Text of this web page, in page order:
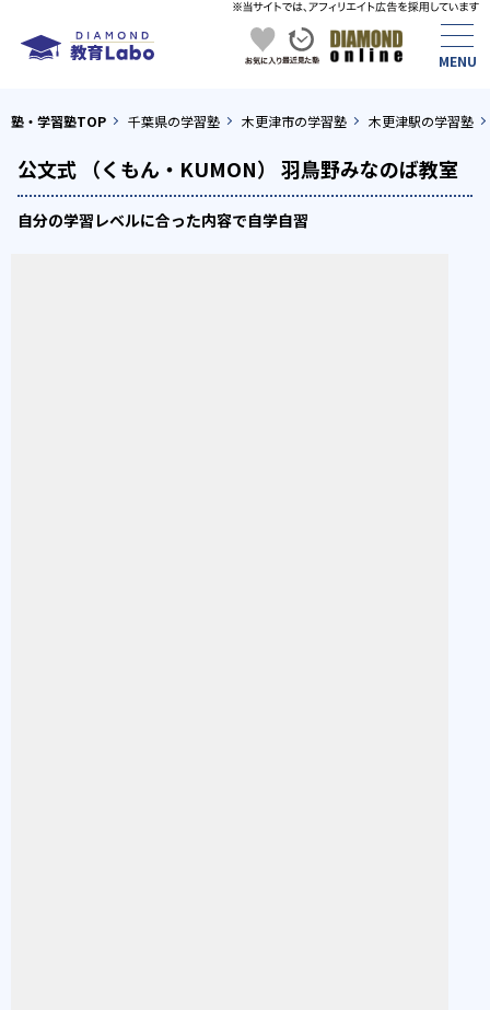
塾・学習塾TOP 千葉県の学習塾 木更津市の学習塾 木更津駅の学習塾
公文式 （くもん・KUMON） 羽鳥野みなのば教室
自分の学習レベルに合った内容で自学自習